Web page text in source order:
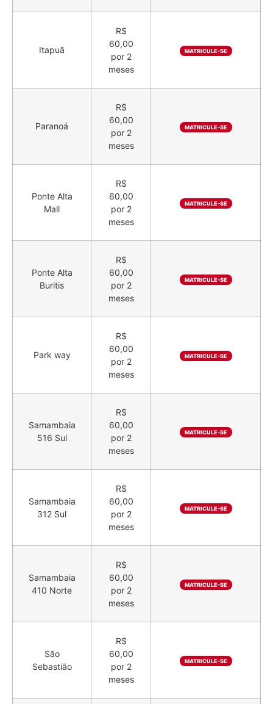
Itapuã
R$
60,00
por 2
meses
MATRICULE-SE
Paranoá
R$
60,00
por 2
meses
MATRICULE-SE
Ponte Alta
Mall
R$
60,00
por 2
meses
MATRICULE-SE
Ponte Alta
Buritis
R$
60,00
por 2
meses
MATRICULE-SE
Park way
R$
60,00
por 2
meses
MATRICULE-SE
Samambaia
516 Sul
R$
60,00
por 2
meses
MATRICULE-SE
Samambaia
312 Sul
R$
60,00
por 2
meses
MATRICULE-SE
Samambaia
410 Norte
R$
60,00
por 2
meses
MATRICULE-SE
São
Sebastião
R$
60,00
por 2
meses
MATRICULE-SE